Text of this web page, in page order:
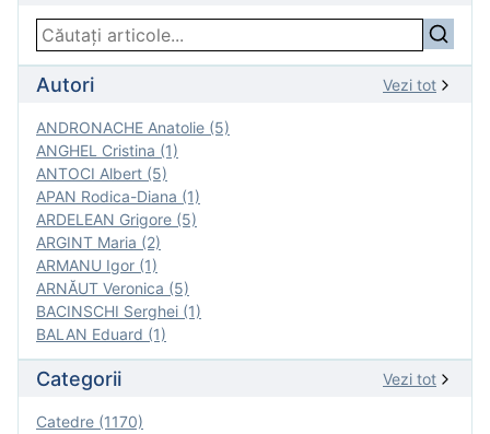
Autori Vezi tot
ANDRONACHE Anatolie (5)
ANGHEL Cristina (1)
ANTOCI Albert (5)
APAN Rodica-Diana (1)
ARDELEAN Grigore (5)
ARGINT Maria (2)
ARMANU Igor (1)
ARNĂUT Veronica (5)
BACINSCHI Serghei (1)
BALAN Eduard (1)
Categorii Vezi tot
Catedre (1170)